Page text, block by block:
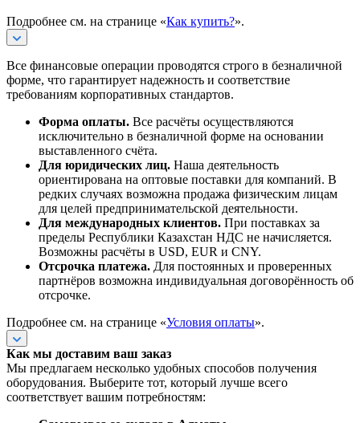
Подробнее см. на странице «Как купить?».
Все финансовые операции проводятся строго в безналичной
форме, что гарантирует надежность и соответствие
требованиям корпоративных стандартов.
Форма оплаты. Все расчёты осуществляются
исключительно в безналичной форме на основании
выставленного счёта.
Для юридических лиц. Наша деятельность
ориентирована на оптовые поставки для компаний. В
редких случаях возможна продажа физическим лицам
для целей предпринимательской деятельности.
Для международных клиентов. При поставках за
пределы Республики Казахстан НДС не начисляется.
Возможны расчёты в USD, EUR и CNY.
Отсрочка платежа. Для постоянных и проверенных
партнёров возможна индивидуальная договорённость об
отсрочке.
Подробнее см. на странице «Условия оплаты».
Как мы доставим ваш заказ
Мы предлагаем несколько удобных способов получения
оборудования. Выберите тот, который лучше всего
соответствует вашим потребностям: